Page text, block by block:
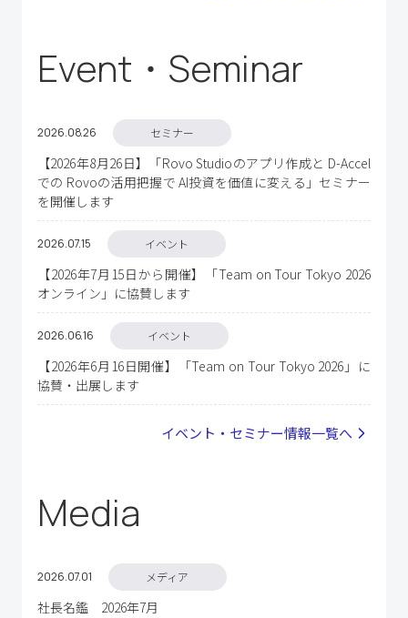
Event・Seminar
2026.0826 セミナー
【2026年8月26日】「Rovo Studioのアプリ作成と D-Accel
での Rovoの活用把握で AI投資を価値に変える」セミナー
を開催します
2026.0715 イベント
【2026年7月15日から開催】「Team on Tour Tokyo 2026
オンライン」に協賛します
2026.0616 イベント
【2026年6月16日開催】「Team on Tour Tokyo 2026」に
協賛・出展します
イベント・セミナー情報⼀覧へ
Media
2026.0701 メディア
社長名鑑 2026年7月